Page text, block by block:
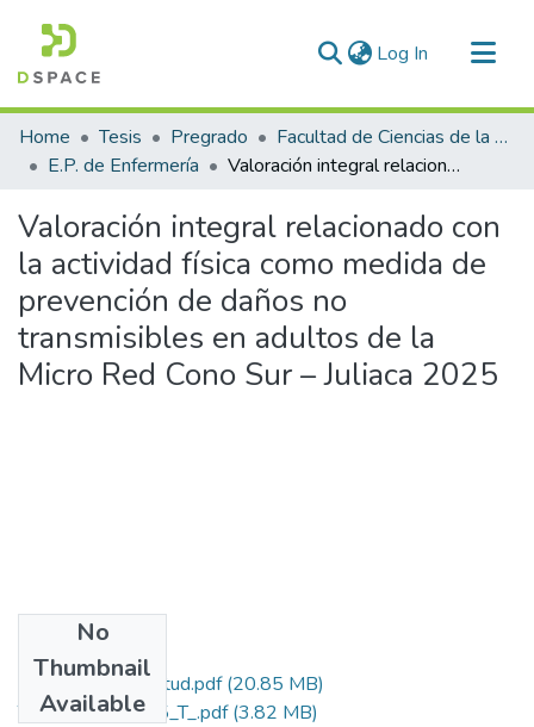
Log In (current)
Communities & Collections
All of DSpace
Home Tesis Pregrado
Facultad de Ciencias de la Salud
E.P. de Enfermería
Valoración integral relacionado con la actividad física como medida de prevención de daños no transmisibles en adultos de la Micro Red Cono Sur – Juliaca 2025
Valoración integral relacionado con
la actividad física como medida de
prevención de daños no
transmisibles en adultos de la
Micro Red Cono Sur – Juliaca 2025
No
Thumbnail
Available
Grado de Similitud.pdf(20.85 MB)
T036_60069215_T_.pdf(3.82 MB)